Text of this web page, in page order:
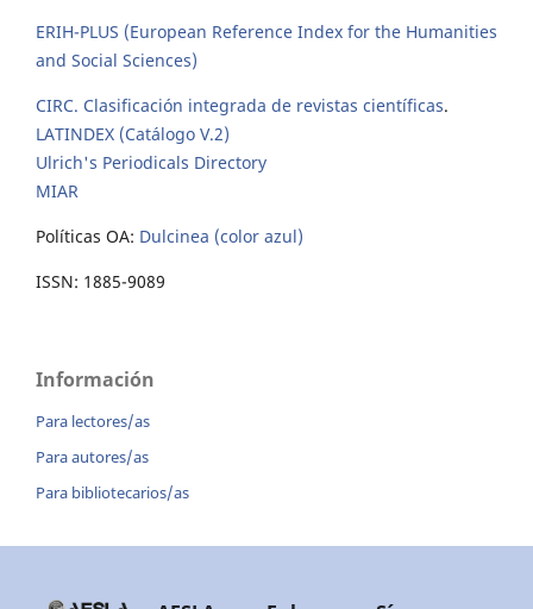
ERIH-PLUS (European Reference Index for the Humanities
and Social Sciences)
CIRC. Clasificación integrada de revistas científicas.
LATINDEX (Catálogo V.2)
Ulrich's Periodicals Directory
MIAR
Políticas OA: Dulcinea (color azul)
ISSN: 1885-9089
Información
Para lectores/as
Para autores/as
Para bibliotecarios/as